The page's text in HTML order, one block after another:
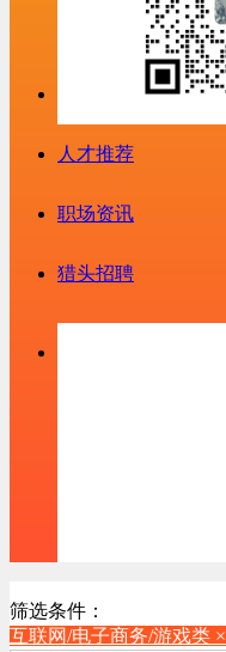
人才推荐
职场资讯
猎头招聘
筛选条件：
互联网/电子商务/游戏类 ×